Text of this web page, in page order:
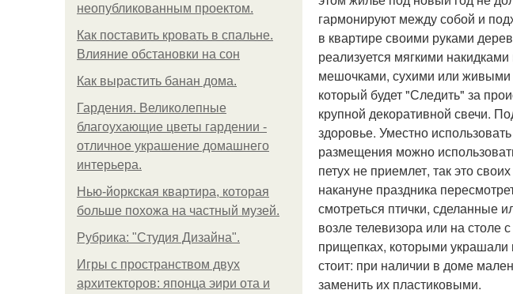
неопубликованным проектом.
Как поставить кровать в спальне.
Влияние обстановки на сон
Как вырастить банан дома.
Гардения. Великолепные
благоухающие цветы гардении -
отличное украшение домашнего
интерьера.
Нью-йоркская квартира, которая
больше похожа на частный музей.
Рубрика: "Студия Дизайна".
Игры с пространством двух
архитекторов: японца эири ота и
гармонируют между собой и
в квартире своими руками
реализуется мягкими
мешочками, сухими или живыми
который будет "Следить" за
крупной декоративной свечи.
здоровье. Уместно
размещения можно
петух не приемлет, так это
накануне праздника
смотреться птички, сделанные
возле телевизора или на столе
прищепках, которыми украшали
стоит: при наличии в доме
заменить их пластиковыми.